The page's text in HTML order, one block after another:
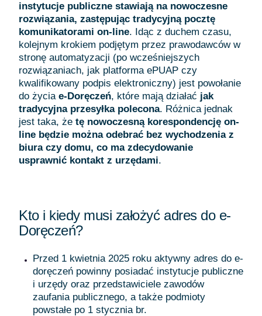
instytucje publiczne stawiają na nowoczesne
rozwiązania, zastępując tradycyjną pocztę
komunikatorami on-line. Idąc z duchem czasu,
kolejnym krokiem podjętym przez prawodawców w
stronę automatyzacji (po wcześniejszych
rozwiązaniach, jak platforma ePUAP czy
kwalifikowany podpis elektroniczny) jest powołanie
do życia e-Doręczeń, które mają działać jak
tradycyjna przesyłka polecona. Różnica jednak
jest taka, że tę nowoczesną korespondencję on-
line będzie można odebrać bez wychodzenia z
biura czy domu, co ma zdecydowanie
usprawnić kontakt z urzędami.
Kto i kiedy musi założyć adres do e-
Doręczeń?
Przed 1 kwietnia 2025 roku aktywny adres do e-
doręczeń powinny posiadać instytucje publiczne
i urzędy oraz przedstawiciele zawodów
zaufania publicznego, a także podmioty
powstałe po 1 stycznia br.